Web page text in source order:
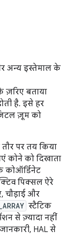
अन्य इस्तेमाल के
ज़रिए बताया
है. इसे हर
ज़ूम को
पर तय किया
कोने को दिखाता
पिक्सल ऐरे
चौड़ाई और
स्टैटिक
से ज़्यादा नहीं
HAL से